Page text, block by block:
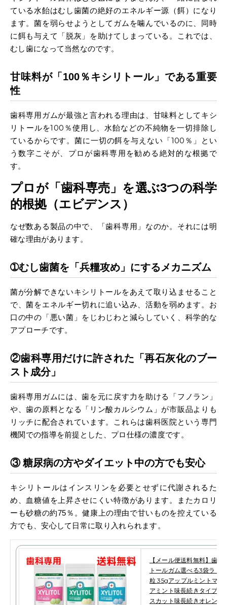
ている水飴はむし歯菌の絶好のエネルギー源（餌）になり
ます。菌を弱らせようとしてガムを噛んでいるのに、同時
に餌も与えて「脱灰」を助けてしまっている。これでは、
むし歯になって当然なのです。
甘味料が「 100 ％キシリトール」である重要
性
歯科専用ガムが最強と言われる理由は、甘味料としてキシ
リトールを100％使用し、水飴などの不純物を一切排除し
ているからです。菌に一切の餌を与えない「100％」とい
う数字こそが、プロが歯科専用を勧める絶対的な根拠で
す。
プロが「歯科専売」を選ぶ3つの科学
的根拠（エビデンス）
なぜ数ある製品の中で、「歯科専用」なのか。それには明
確な理由があります。
➀むし歯菌を「兵糧攻め」にするメカニズム
菌が分解できないキシリトールをあえて取り込ませること
で、菌をエネルギー切れに追い込み、活動を弱めます。お
口の中の「悪い菌」をじわじわと減らしていく、科学的な
アプローチです。
②歯科専用だけに許された「再石灰化のブー
スト成分」
歯科専用ガムには、歯を元に戻す力を助ける「フノラン」
や、歯の原料となる「リン酸カルシウム」が市販品よりも
リッチに配合されています。これらは歯科医院という専門
機関での指導を前提とした、プロ仕様の濃度です。
③ 糖尿病の方やダイエット中の方でも安心
キシリトールはインスリンを必要とせずに代謝されるた
め、血糖値を上昇させにくい特徴があります。またカロリ
ーも砂糖の約75 ％。健康上の理由で甘いものを控えている
方でも、安心して日常に取り入れられます。
【メール便送料無料】歯科
トールガム選べる3袋ラミ
粒 35gアップルミントマス
アミント味長続きタイプ
スカット味長続きオレンジ